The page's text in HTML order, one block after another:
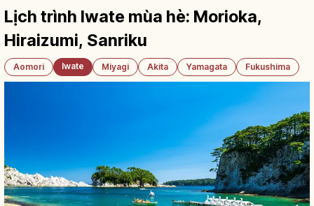
Lịch trình Iwate mùa hè: Morioka,
Hiraizumi, Sanriku
Aomori Iwate Miyagi Akita Yamagata Fukushima